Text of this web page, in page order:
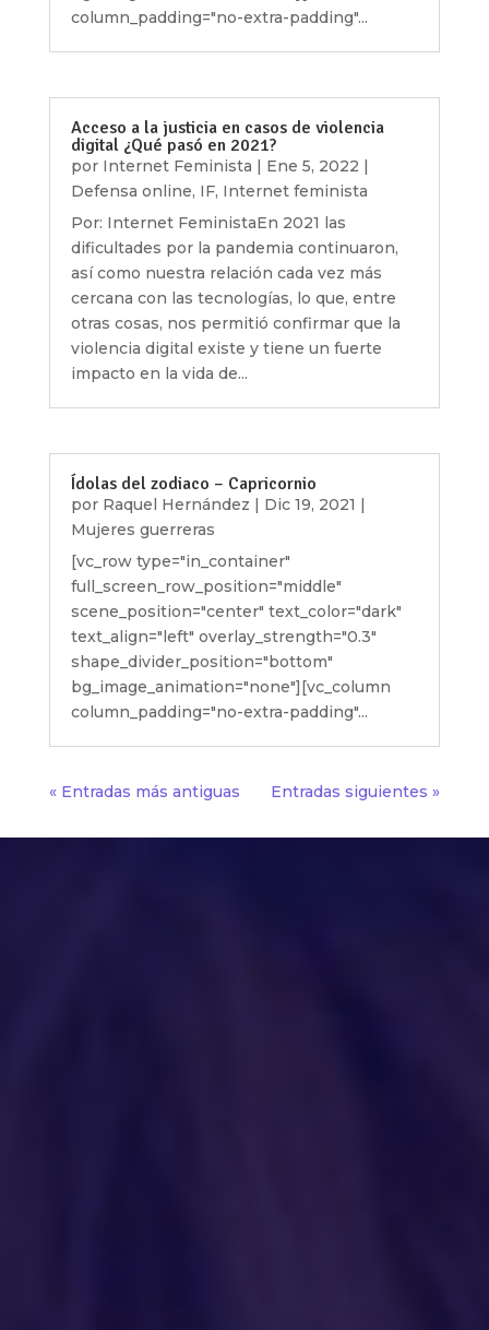
column_padding="no-extra-padding"...
Acceso a la justicia en casos de violencia
digital ¿Qué pasó en 2021?
por Internet Feminista | Ene 5, 2022 |
Defensa online, IF, Internet feminista
Por: Internet FeministaEn 2021 las
dificultades por la pandemia continuaron,
así como nuestra relación cada vez más
cercana con las tecnologías, lo que, entre
otras cosas, nos permitió confirmar que la
violencia digital existe y tiene un fuerte
impacto en la vida de...
Ídolas del zodiaco – Capricornio
por Raquel Hernández | Dic 19, 2021 |
Mujeres guerreras
[vc_row type="in_container"
full_screen_row_position="middle"
scene_position="center" text_color="dark"
text_align="left" overlay_strength="0.3"
shape_divider_position="bottom"
bg_image_animation="none"][vc_column
column_padding="no-extra-padding"...
« Entradas más antiguas Entradas siguientes »